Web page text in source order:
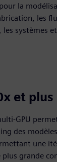
la
les
systèmes
et plus
GPU
des
une
grande